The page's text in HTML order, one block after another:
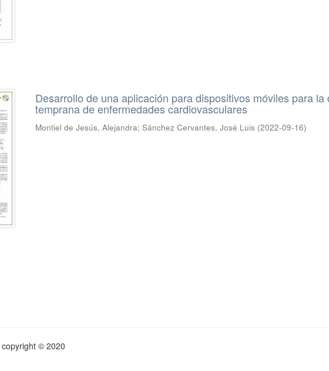
Desarrollo de una aplicación para dispositivos móviles para la
temprana de enfermedades cardiovasculares
Montiel de Jesús, Alejandra;Sánchez Cervantes, José Luis (2022-09-16)
copyright © 2020